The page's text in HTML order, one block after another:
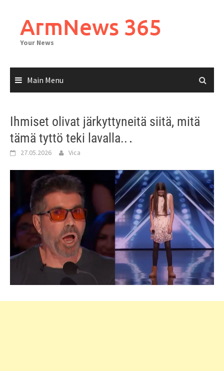
contentArmNews 365
Your News
Main Menu
Ihmiset olivat järkyttyneitä siitä, mitä
tämä tyttö teki lavalla..․
27.05.2026 Vica